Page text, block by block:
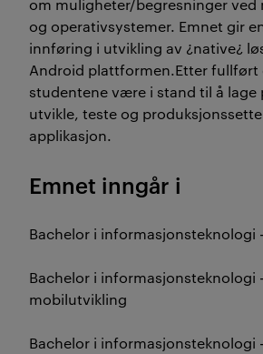
om muligheter/begresninger ved
og operativsystemer. Emnet gir
innføring i utvikling av ¿native¿
Android plattformen.Etter fullført
studentene være i stand til å lage
utvikle, teste og
applikasjon.
Emnet inngår i
Bachelor i informasjonsteknologi
Bachelor i informasjonsteknologi
mobilutvikling
Bachelor i informasjonsteknologi